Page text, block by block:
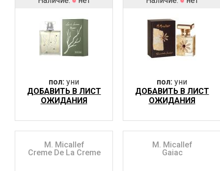
пол: уни
ДОБАВИТЬ В ЛИСТ
ОЖИДАНИЯ
пол: уни
ДОБАВИТЬ В ЛИСТ
ОЖИДАНИЯ
M. Micallef
Creme De La Creme
M. Micallef
Gaiac